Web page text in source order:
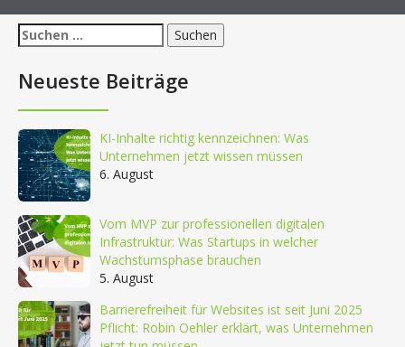
Suchen
nach:
Neueste Beiträge
KI-Inhalte richtig kennzeichnen: Was
Unternehmen jetzt wissen müssen
6. August
Vom MVP zur professionellen digitalen
Infrastruktur: Was Startups in welcher
Wachstumsphase brauchen
5. August
Barrierefreiheit für Websites ist seit Juni 2025
Pflicht: Robin Oehler erklärt, was Unternehmen